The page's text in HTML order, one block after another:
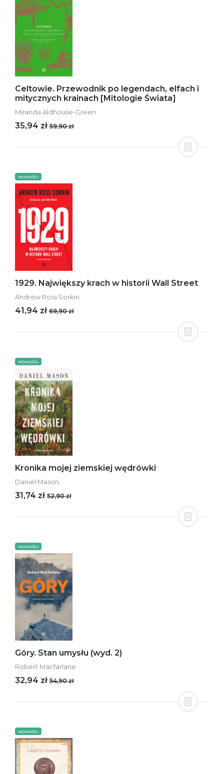
Celtowie. Przewodnik po legendach, elfach i
mitycznych krainach [Mitologie Świata]
Miranda Aldhouse-Green
35,94 zł 59,90 zł
NOWOŚCI
1929. Największy krach w historii Wall Street
Andrew Ross Sorkin
41,94 zł 69,90 zł
NOWOŚCI
Kronika mojej ziemskiej wędrówki
Daniel Mason
31,74 zł 52,90 zł
NOWOŚCI
Góry. Stan umysłu (wyd. 2)
Robert Macfarlane
32,94 zł 54,90 zł
NOWOŚCI